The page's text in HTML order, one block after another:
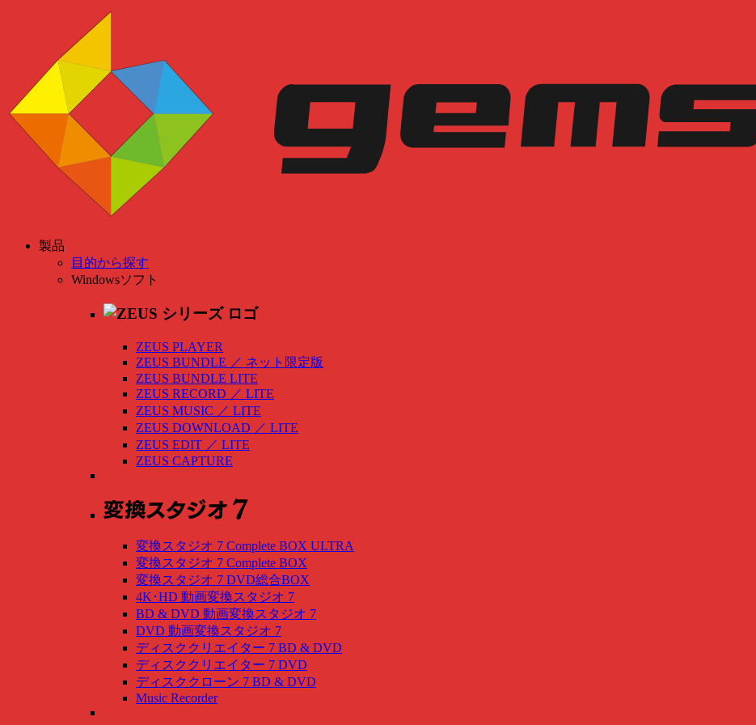
製品
目的から探す
Windowsソフト
ZEUS PLAYER
ZEUS BUNDLE ／ ネット限定版
ZEUS BUNDLE LITE
ZEUS RECORD ／ LITE
ZEUS MUSIC ／ LITE
ZEUS DOWNLOAD ／ LITE
ZEUS EDIT ／ LITE
ZEUS CAPTURE
変換スタジオ 7 Complete BOX ULTRA
変換スタジオ 7 Complete BOX
変換スタジオ 7 DVD総合BOX
4K･HD 動画変換スタジオ 7
BD & DVD 動画変換スタジオ 7
DVD 動画変換スタジオ 7
ディスククリエイター 7 BD & DVD
ディスククリエイター 7 DVD
ディスククローン 7 BD & DVD
Music Recorder